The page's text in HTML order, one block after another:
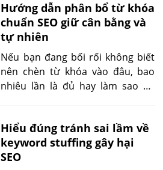
tăng tương tác, giảm tỷ lệ thoát
và tạo lợi thế cạnh tranh trên
Google.
Hướng dẫn phân bổ từ khóa
chuẩn SEO giữ cân bằng và
tự nhiên
Nếu bạn đang bối rối không biết
nên chèn từ khóa vào đâu, bao
nhiêu lần là đủ hay làm sao để
cách phân bổ từ khóa trong bài
chuẩn SEO một cách tự nhiên,
mạch lạc và hiệu quả nhất.
Hiểu đúng tránh sai lầm về
keyword stuffing gây hại
SEO